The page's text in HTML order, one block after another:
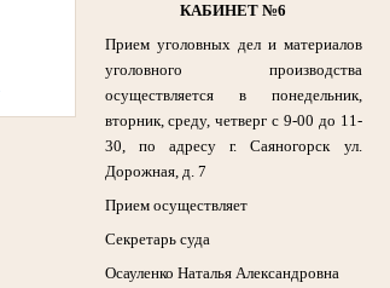
КАБИНЕТ №6
Прием уголовных дел и материалов
уголовного производства
осуществляется в понедельник,
вторник, среду, четверг с 9-00 до 11-
30, по адресу г. Саяногорск ул.
Дорожная, д. 7
Прием осуществляет
Секретарь суда
Осауленко Наталья Александровна